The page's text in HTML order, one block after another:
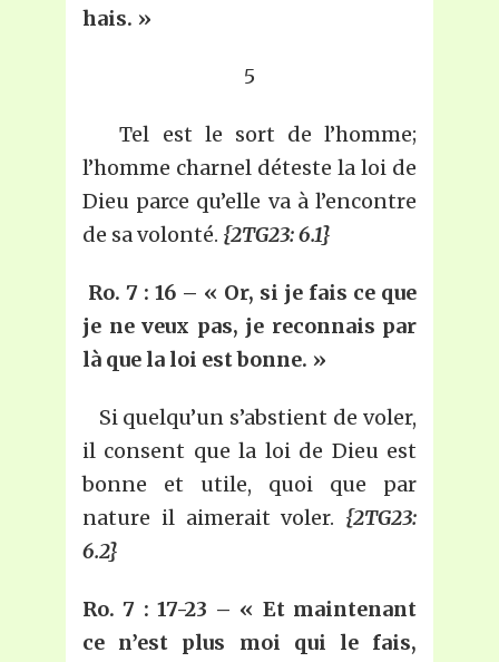
hais. »
5
Tel est le sort de l’homme;
l’homme charnel déteste la loi de
Dieu parce qu’elle va à l’encontre
de sa volonté. {2TG23: 6.1}
Ro. 7 : 16 – « Or, si je fais ce que
je ne veux pas, je reconnais par
là que la loi est bonne. »
Si quelqu’un s’abstient de voler,
il consent que la loi de Dieu est
bonne et utile, quoi que par
nature il aimerait voler. {2TG23:
6.2}
Ro. 7 : 17-23 – « Et maintenant
ce n’est plus moi qui le fais,